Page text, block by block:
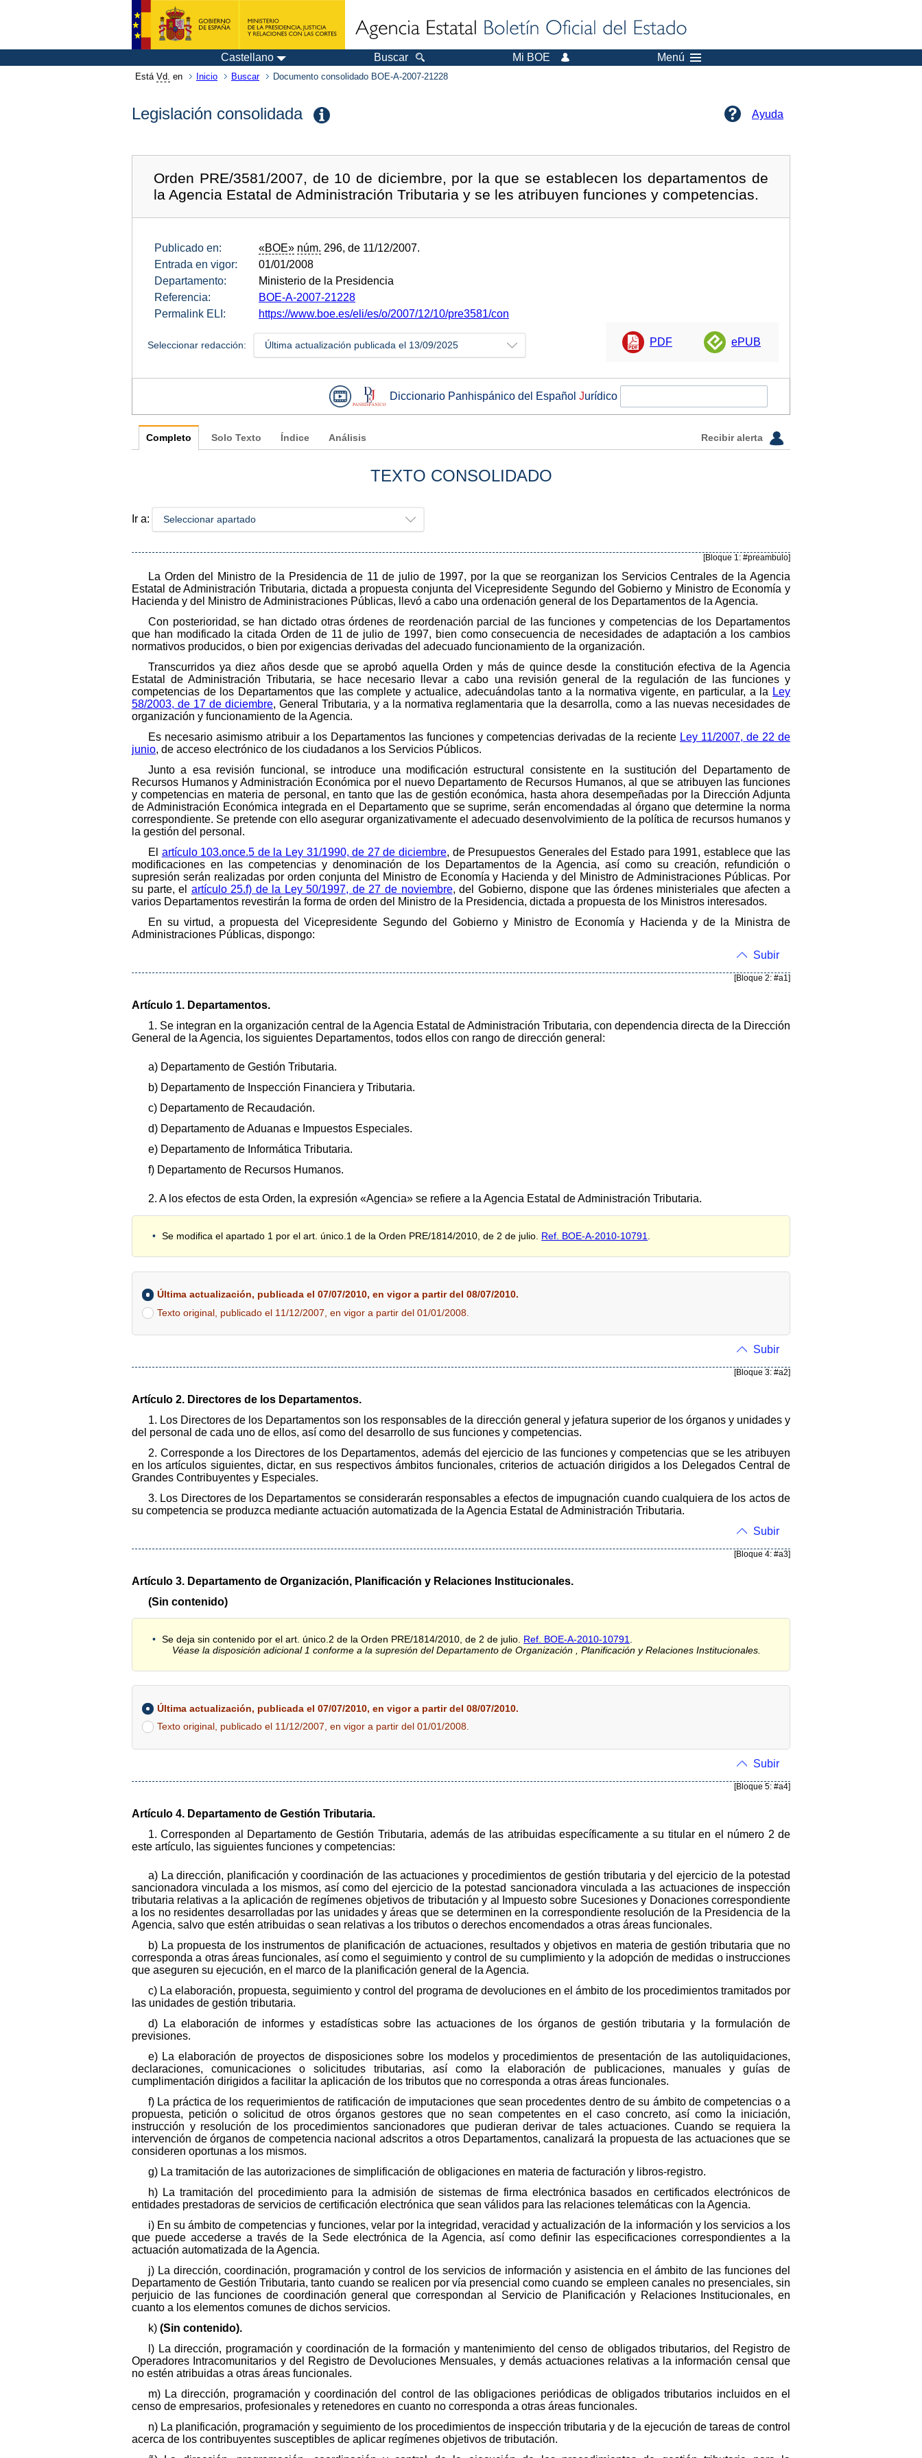
Castellano Buscar Mi BOE Menú
Está Vd. en Inicio Buscar Documento consolidado BOE-A-2007-21228
Legislación consolidada Ayuda
Orden PRE/3581/2007, de 10 de diciembre, por la que se establecen los departamentos de
la Agencia Estatal de Administración Tributaria y se les atribuyen funciones y competencias.
Publicado en: «BOE» núm. 296, de 11/12/2007.
Entrada en vigor:
01/01/2008
Departamento:
Ministerio de la Presidencia
Referencia:
BOE-A-2007-21228
Permalink ELI:
https://www.boe.es/eli/es/o/2007/12/10/pre3581/con
Seleccionar redacción: Última actualización publicada el 13/09/2025 PDF ePUB
Diccionario Panhispánico del Español Jurídico
Completo Solo Texto Índice Análisis Recibir alerta
TEXTO CONSOLIDADO
Ir a: Seleccionar apartado
[Bloque 1: #preambulo]
La Orden del Ministro de la Presidencia de 11 de julio de 1997, por la que se reorganizan los Servicios Centrales de la Agencia
Estatal de Administración Tributaria, dictada a propuesta conjunta del Vicepresidente Segundo del Gobierno y Ministro de Economía y
Hacienda y del Ministro de Administraciones Públicas, llevó a cabo una ordenación general de los Departamentos de la Agencia.
Con posterioridad, se han dictado otras órdenes de reordenación parcial de las funciones y competencias de los Departamentos
que han modificado la citada Orden de 11 de julio de 1997, bien como consecuencia de necesidades de adaptación a los cambios
normativos producidos, o bien por exigencias derivadas del adecuado funcionamiento de la organización.
Transcurridos ya diez años desde que se aprobó aquella Orden y más de quince desde la constitución efectiva de la Agencia
Estatal de Administración Tributaria, se hace necesario llevar a cabo una revisión general de la regulación de las funciones y
competencias de los Departamentos que las complete y actualice, adecuándolas tanto a la normativa vigente, en particular, a la Ley
58/2003, de 17 de diciembre, General Tributaria, y a la normativa reglamentaria que la desarrolla, como a las nuevas necesidades de
organización y funcionamiento de la Agencia.
Es necesario asimismo atribuir a los Departamentos las funciones y competencias derivadas de la reciente Ley 11/2007, de 22 de
junio, de acceso electrónico de los ciudadanos a los Servicios Públicos.
Junto a esa revisión funcional, se introduce una modificación estructural consistente en la sustitución del Departamento de
Recursos Humanos y Administración Económica por el nuevo Departamento de Recursos Humanos, al que se atribuyen las funciones
y competencias en materia de personal, en tanto que las de gestión económica, hasta ahora desempeñadas por la Dirección Adjunta
de Administración Económica integrada en el Departamento que se suprime, serán encomendadas al órgano que determine la norma
correspondiente. Se pretende con ello asegurar organizativamente el adecuado desenvolvimiento de la política de recursos humanos y
la gestión del personal.
El artículo 103.once.5 de la Ley 31/1990, de 27 de diciembre, de Presupuestos Generales del Estado para 1991, establece que las
modificaciones en las competencias y denominación de los Departamentos de la Agencia, así como su creación, refundición o
supresión serán realizadas por orden conjunta del Ministro de Economía y Hacienda y del Ministro de Administraciones Públicas. Por
su parte, el artículo 25.f) de la Ley 50/1997, de 27 de noviembre, del Gobierno, dispone que las órdenes ministeriales que afecten a
varios Departamentos revestirán la forma de orden del Ministro de la Presidencia, dictada a propuesta de los Ministros interesados.
En su virtud, a propuesta del Vicepresidente Segundo del Gobierno y Ministro de Economía y Hacienda y de la Ministra de
Administraciones Públicas, dispongo:
Subir
[Bloque 2: #a1]
Artículo 1. Departamentos.
1. Se integran en la organización central de la Agencia Estatal de Administración Tributaria, con dependencia directa de la Dirección
General de la Agencia, los siguientes Departamentos, todos ellos con rango de dirección general:
a) Departamento de Gestión Tributaria.
b) Departamento de Inspección Financiera y Tributaria.
c) Departamento de Recaudación.
d) Departamento de Aduanas e Impuestos Especiales.
e) Departamento de Informática Tributaria.
f) Departamento de Recursos Humanos.
2. A los efectos de esta Orden, la expresión «Agencia» se refiere a la Agencia Estatal de Administración Tributaria.
Se modifica el apartado 1 por el art. único.1 de la Orden PRE/1814/2010, de 2 de julio. Ref. BOE-A-2010-10791.
Última actualización, publicada el 07/07/2010, en vigor a partir del 08/07/2010.
Texto original, publicado el 11/12/2007, en vigor a partir del 01/01/2008.
Subir
[Bloque 3: #a2]
Artículo 2. Directores de los Departamentos.
1. Los Directores de los Departamentos son los responsables de la dirección general y jefatura superior de los órganos y unidades y
del personal de cada uno de ellos, así como del desarrollo de sus funciones y competencias.
2. Corresponde a los Directores de los Departamentos, además del ejercicio de las funciones y competencias que se les atribuyen
en los artículos siguientes, dictar, en sus respectivos ámbitos funcionales, criterios de actuación dirigidos a los Delegados Central de
Grandes Contribuyentes y Especiales.
3. Los Directores de los Departamentos se considerarán responsables a efectos de impugnación cuando cualquiera de los actos de
su competencia se produzca mediante actuación automatizada de la Agencia Estatal de Administración Tributaria.
Subir
[Bloque 4: #a3]
Artículo 3. Departamento de Organización, Planificación y Relaciones Institucionales.
(Sin contenido)
Se deja sin contenido por el art. único.2 de la Orden PRE/1814/2010, de 2 de julio. Ref. BOE-A-2010-10791
Véase la disposición adicional 1 conforme a la supresión del Departamento de Organización , Planificación y Relaciones Institucionales.
Última actualización, publicada el 07/07/2010, en vigor a partir del 08/07/2010.
Texto original, publicado el 11/12/2007, en vigor a partir del 01/01/2008.
Subir
[Bloque 5: #a4]
Artículo 4. Departamento de Gestión Tributaria.
1. Corresponden al Departamento de Gestión Tributaria, además de las atribuidas específicamente a su titular en el número 2 de
este artículo, las siguientes funciones y competencias:
a) La dirección, planificación y coordinación de las actuaciones y procedimientos de gestión tributaria y del ejercicio de la potestad
sancionadora vinculada a los mismos, así como del ejercicio de la potestad sancionadora vinculada a las actuaciones de inspección
tributaria relativas a la aplicación de regímenes objetivos de tributación y al Impuesto sobre Sucesiones y Donaciones correspondiente
a los no residentes desarrolladas por las unidades y áreas que se determinen en la correspondiente resolución de la Presidencia de la
Agencia, salvo que estén atribuidas o sean relativas a los tributos o derechos encomendados a otras áreas funcionales.
b) La propuesta de los instrumentos de planificación de actuaciones, resultados y objetivos en materia de gestión tributaria que no
corresponda a otras áreas funcionales, así como el seguimiento y control de su cumplimiento y la adopción de medidas o instrucciones
que aseguren su ejecución, en el marco de la planificación general de la Agencia.
c) La elaboración, propuesta, seguimiento y control del programa de devoluciones en el ámbito de los procedimientos tramitados por
las unidades de gestión tributaria.
d) La elaboración de informes y estadísticas sobre las actuaciones de los órganos de gestión tributaria y la formulación de
previsiones.
e) La elaboración de proyectos de disposiciones sobre los modelos y procedimientos de presentación de las autoliquidaciones,
declaraciones, comunicaciones o solicitudes tributarias, así como la elaboración de publicaciones, manuales y guías de
cumplimentación dirigidos a facilitar la aplicación de los tributos que no corresponda a otras áreas funcionales.
f) La práctica de los requerimientos de ratificación de imputaciones que sean procedentes dentro de su ámbito de competencias o a
propuesta, petición o solicitud de otros órganos gestores que no sean competentes en el caso concreto, así como la iniciación,
instrucción y resolución de los procedimientos sancionadores que pudieran derivar de tales actuaciones. Cuando se requiera la
intervención de órganos de competencia nacional adscritos a otros Departamentos, canalizará la propuesta de las actuaciones que se
consideren oportunas a los mismos.
g) La tramitación de las autorizaciones de simplificación de obligaciones en materia de facturación y libros-registro.
h) La tramitación del procedimiento para la admisión de sistemas de firma electrónica basados en certificados electrónicos de
entidades prestadoras de servicios de certificación electrónica que sean válidos para las relaciones telemáticas con la Agencia.
i) En su ámbito de competencias y funciones, velar por la integridad, veracidad y actualización de la información y los servicios a los
que puede accederse a través de la Sede electrónica de la Agencia, así como definir las especificaciones correspondientes a la
actuación automatizada de la Agencia.
j) La dirección, coordinación, programación y control de los servicios de información y asistencia en el ámbito de las funciones del
Departamento de Gestión Tributaria, tanto cuando se realicen por vía presencial como cuando se empleen canales no presenciales, sin
perjuicio de las funciones de coordinación general que correspondan al Servicio de Planificación y Relaciones Institucionales, en
cuanto a los elementos comunes de dichos servicios.
k) (Sin contenido).
l) La dirección, programación y coordinación de la formación y mantenimiento del censo de obligados tributarios, del Registro de
Operadores Intracomunitarios y del Registro de Devoluciones Mensuales, y demás actuaciones relativas a la información censal que
no estén atribuidas a otras áreas funcionales.
m) La dirección, programación y coordinación del control de las obligaciones periódicas de obligados tributarios incluidos en el
censo de empresarios, profesionales y retenedores en cuanto no corresponda a otras áreas funcionales.
n) La planificación, programación y seguimiento de los procedimientos de inspección tributaria y de la ejecución de tareas de control
acerca de los contribuyentes susceptibles de aplicar regímenes objetivos de tributación.